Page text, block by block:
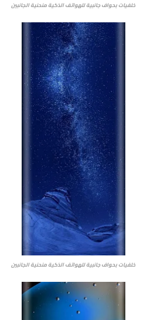
خلفيات بحواف جانبية للهواتف الذكية منحنية الجانبين
خلفيات بحواف جانبية للهواتف الذكية منحنية الجانبين